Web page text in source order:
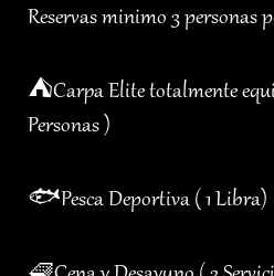
Reservas minimo 3 personas
⛺️Carpa Elite totalmente
Personas )
🐟Pesca Deportiva ( 1 Libra)